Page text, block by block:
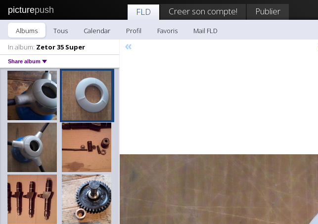
picturepush FLD Creer son compte! Publier
Albums Tous Calendar Profil Favoris
Mail FLD
In album: Zetor 35 Super
Share album
«